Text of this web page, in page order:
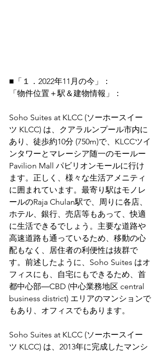
■「１．2022年11月の今」：
「物件位置＋駅＆建物情報」：
Soho Suites at KLCC (ソーホースイー
ツ KLCC) は、クアラルンプール市内に
あり、徒歩約10分 (750m)で、KLCCツイ
ンタワーとマレーシア随一のモールー
Pavilion Mall パビリオンモールに行け
ます。正しく、様々な生活アメニティ
に囲まれています。最寄り駅はモノレ
ールのRaja Chulan駅で、周りに各店、
ホテル、銀行、売店等もあって、快適
に生活できるでしょう。主要な道路や
高速道路も通っているため、移動の心
配もなく、居住者の利便性は抜群で
す。前述したように、Soho Suites はオ
フィスにも、自宅にもできるため、首
都中心部―CBD (中心業務地区 central
business district) エリアのマンションで
もあり、オフィスでもあります。
Soho Suites at KLCC (ソーホースイー
ツ KLCC) は、2013年に完成したマンシ